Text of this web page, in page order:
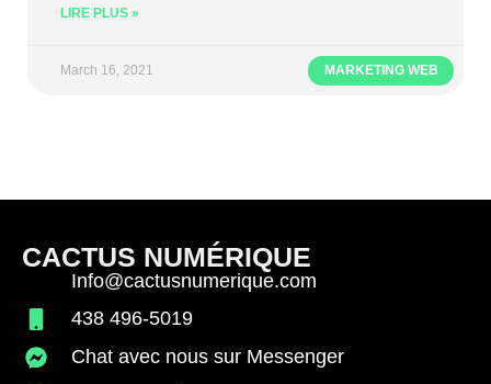
MARKETING WEB
LIRE PLUS »
March 16, 2021
CACTUS NUMÉRIQUE
Info@cactusnumerique.com
438 496-5019
Chat avec nous sur Messenger